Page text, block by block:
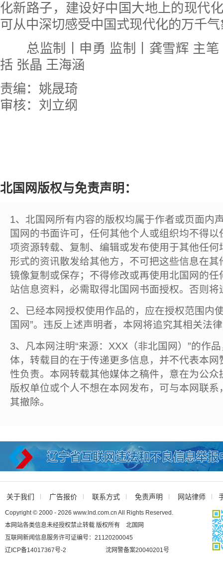
化新路子，建设好中国大地上的现代
可从中深切感受中国式现代化的万千
总监制丨申勇 监制丨龚雪辉 主笔
括 张晶 王海涵
责编：姚晟琦
审核：刘立纲
北国网版权与免责声明：
1、北国网所有内容的版权均属于作者或页面内
国网的书面许可，任何其他个人或组织均不得
项资源转载、复制、编辑或发布使用于其他任
形式的资讯散发给其他方，不可把这些信息在
镜像复制或保存；不得修改或再使用北国网的
站信息资料，必需取得北国网书面授权。否则将
2、已经本网授权使用作品的，应在授权范围内
国网”。违反上述声明者，本网将追究其相关法
3、凡本网注明“来源：XXX（非北国网）”的作
体，转载目的在于传递更多信息，并不代表本
性负责。本网转载其他媒体之稿件，意在为公
版权单位或个人不想在本网发布，可与本网联
其撤除。
关于我们 广告报价 联系方式 免责声明 网站律师
Copyright © 2000 - 2026 www.lnd.com.cn All Rights Reserved.
本网站各类信息未经授权禁止转载 版权所有 北国网
互联网新闻信息服务许可证编号：21120200045
辽ICP备14017367号-2
沈网警备案20040201号